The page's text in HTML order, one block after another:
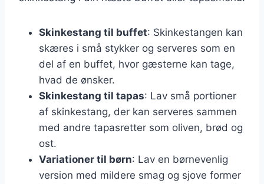
Skinkestang til buffet: Skinkestangen kan
skæres i små stykker og serveres som en
del af en buffet, hvor gæsterne kan tage,
hvad de ønsker.
Skinkestang til tapas: Lav små portioner
af skinkestang, der kan serveres sammen
med andre tapasretter som oliven, brød og
ost.
Variationer til børn: Lav en børnevenlig
version med mildere smag og sjove former